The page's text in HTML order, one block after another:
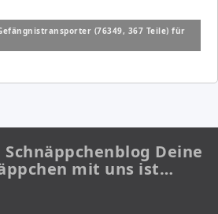
(76349, 367 Teile) für
Deine
mit uns ist…